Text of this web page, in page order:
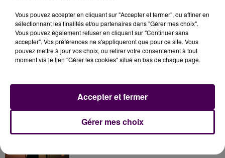
À LA UNE
11 juillet 2026
Inscrivez-vous au casting The Voice & The Voice
Kids !
Vous pouvez accepter en cliquant sur "Accepter et fermer", ou affiner en
sélectionnant les finalités et/ou partenaires dans "Gérer mes choix".
Vous pouvez également refuser en cliquant sur "Continuer sans
accepter". Vos préférences ne s'appliqueront que pour ce site. Vous
pouvez mettre à jour vos choix, ou retirer votre consentement à tout
moment via le lien "Gérer les cookies" situé en bas de chaque page.
Gérer mes choix
Accepter et fermer